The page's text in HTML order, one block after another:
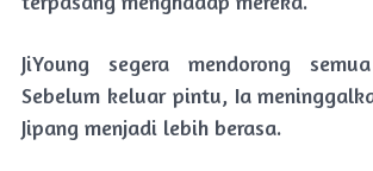
JiYoung segera mendorong
Sebelum keluar pintu, Ia
Jipang menjadi lebih berasa.